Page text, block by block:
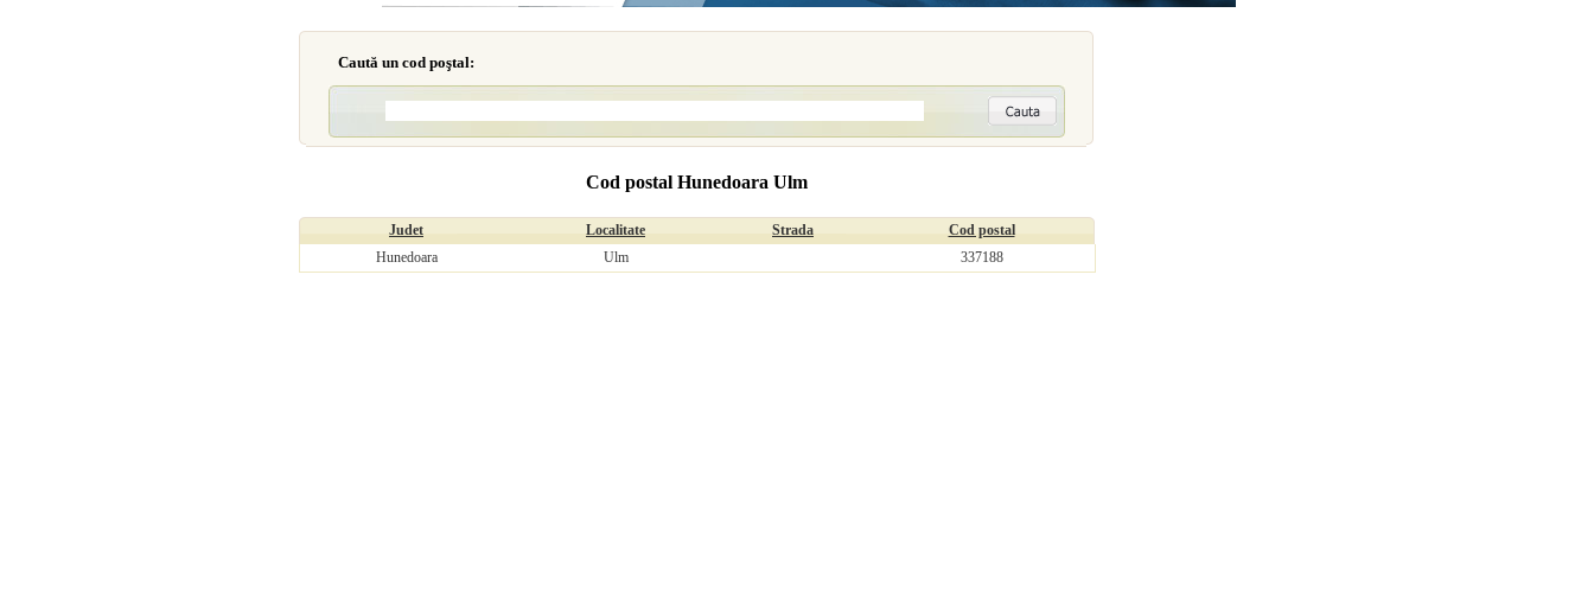
Caută un cod poştal:
Cod postal Hunedoara Ulm
Judet Localitate Strada
Cod postal
Hunedoara
Ulm 337188